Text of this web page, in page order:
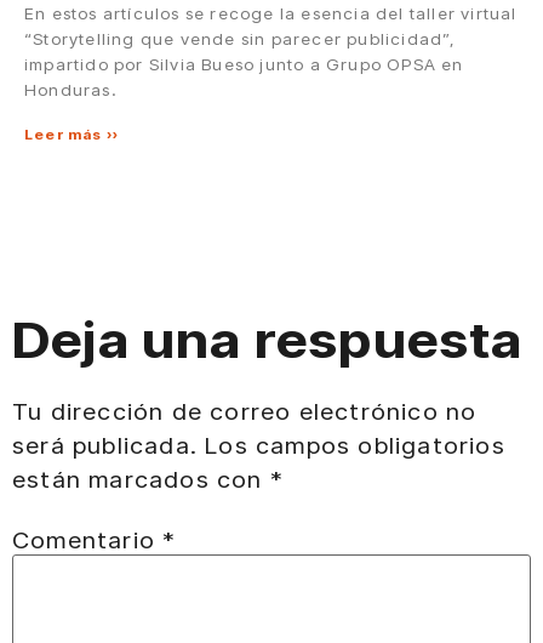
En estos artículos se recoge la esencia del taller virtual
“Storytelling que vende sin parecer publicidad”,
impartido por Silvia Bueso junto a Grupo OPSA en
Honduras.
Leer más »
Deja una respuesta
Tu dirección de correo electrónico no
será publicada. Los campos obligatorios
están marcados con *
Comentario *